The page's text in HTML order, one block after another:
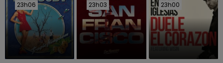
23h06
23h06 23h03
23h03 23h00
23h00